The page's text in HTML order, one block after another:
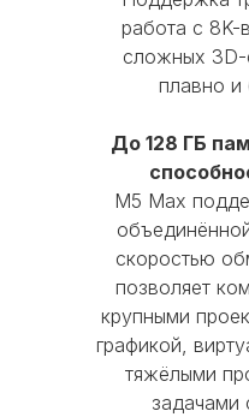
работа с 8K-
сложных 3D-
плавно и
До 128 ГБ
M5 Max
скоростью
позволяет
крупными
графикой,
тяжёлыми
задачами
Оформить
Оставшуюся сумму
картой, наличными
кредит
Используйте скидку
новой модели
Главное меню
Watch
Доставка и
Оплата
Блог
+7(926)998-08-87